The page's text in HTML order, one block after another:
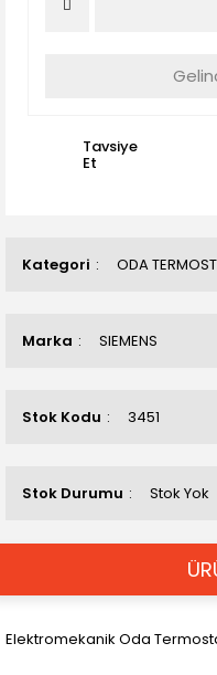
Kategori ODA
Marka SIEMENS
Stok Kodu 3451
Stok Durumu Stok Yok
Tavsiye
Et
Elektromekanik Oda